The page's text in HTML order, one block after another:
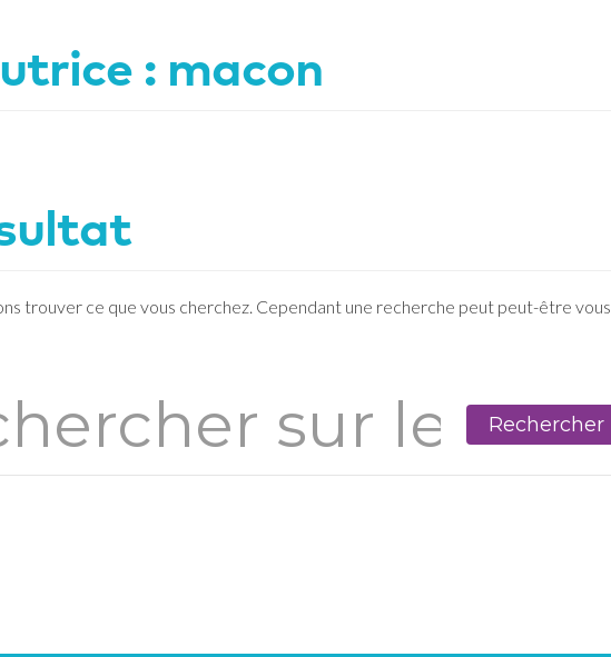
: macon
trouver ce que vous cherchez. Cependant une recherche peut peut-être vous
Rechercher